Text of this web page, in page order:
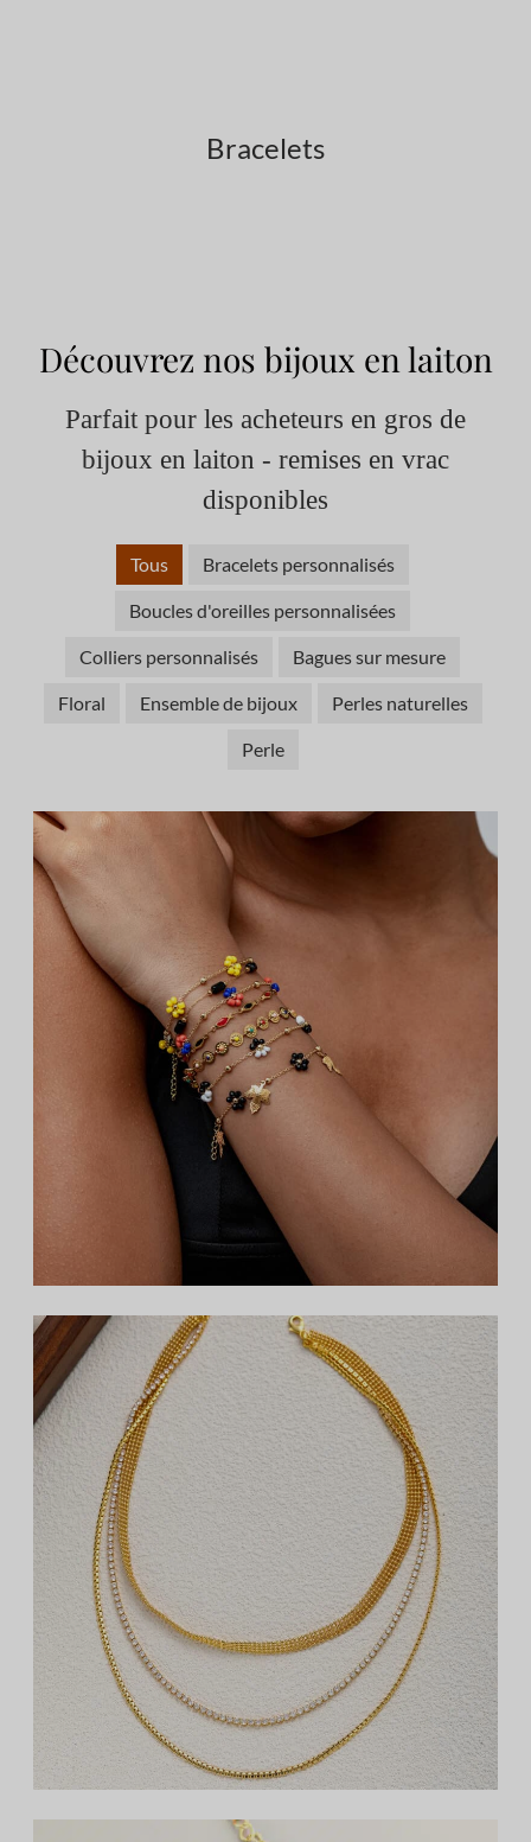
Bracelets
Découvrez nos bijoux en laiton
Parfait pour les acheteurs en gros de
bijoux en laiton - remises en vrac
disponibles
Tous Bracelets personnalisés
Boucles d'oreilles personnalisées
Colliers personnalisés Bagues sur mesure
Floral Ensemble de bijoux Perles naturelles
Perle